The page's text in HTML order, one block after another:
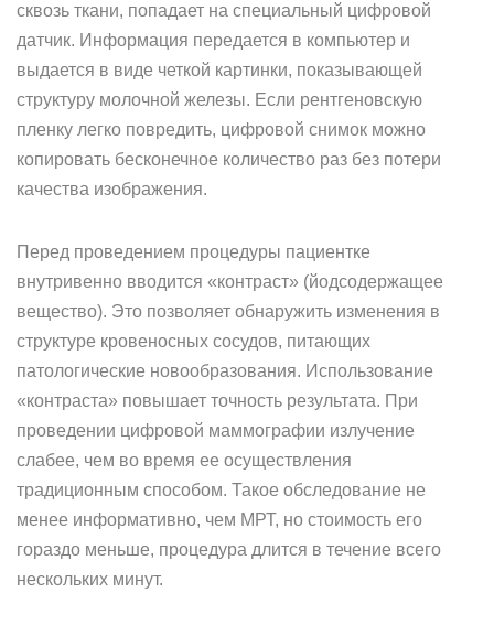
сквозь ткани, попадает на специальный цифровой
датчик. Информация передается в компьютер и
выдается в виде четкой картинки, показывающей
структуру молочной железы. Если рентгеновскую
пленку легко повредить, цифровой снимок можно
копировать бесконечное количество раз без потери
качества изображения.
Перед проведением процедуры пациентке
внутривенно вводится «контраст» (йодсодержащее
вещество). Это позволяет обнаружить изменения в
структуре кровеносных сосудов, питающих
патологические новообразования. Использование
«контраста» повышает точность результата. При
проведении цифровой маммографии излучение
слабее, чем во время ее осуществления
традиционным способом. Такое обследование не
менее информативно, чем МРТ, но стоимость его
гораздо меньше, процедура длится в течение всего
нескольких минут.